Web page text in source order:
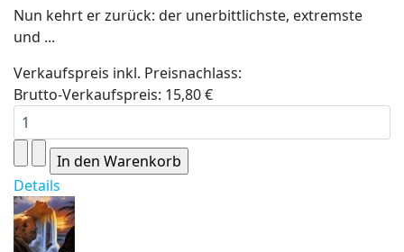
Nun kehrt er zurück: der unerbittlichste, extremste
und ...
Verkaufspreis inkl. Preisnachlass:
Brutto-Verkaufspreis: 15,80 €
Details